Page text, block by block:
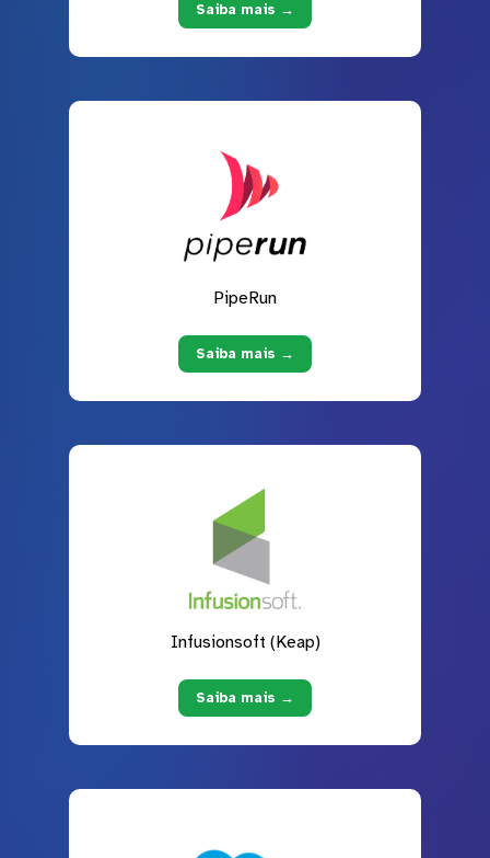
Saiba mais →
PipeRun
Saiba mais →
Infusionsoft (Keap)
Saiba mais →